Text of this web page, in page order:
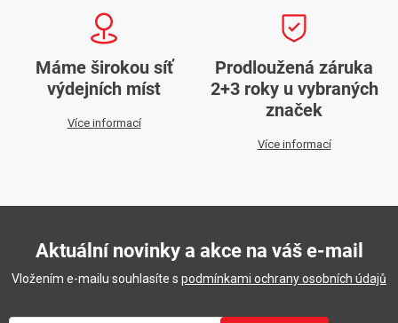
Máme širokou síť
výdejních míst
Více informací
Prodloužená záruka
2+3 roky u vybraných
značek
Více informací
Aktuální novinky a akce na váš e-mail
Vložením e-mailu souhlasíte s podmínkami ochrany osobních údajů